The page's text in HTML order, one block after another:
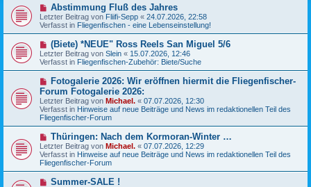
B
e
i
t
a
g
N
e
u
e
B
e
i
t
a
g
Abstimmung Fluß des Jahres
Letzter Beitrag von Fliifi-Sepp « 24.07.2026, 22:58
Verfasst in Fliegenfischen - eine Lebenseinstellung!
N
e
u
e
B
e
i
t
r
a
g
(Biete) *NEUE" Ross Reels San Miguel 5/6
Letzter Beitrag von Slein « 15.07.2026, 12:46
Verfasst in Fliegenfischen-Zubehör: Biete/Suche
N
u
e
r
B
e
t
r
a
g
Fotogalerie 2026: Wir eröffnen hiermit die Fliegenfischer-
Forum Fotogalerie 2026:
Letzter Beitrag von Michael. « 07.07.2026, 12:30
Verfasst in Hinweise auf neue Beiträge und News im redaktionellen Teil des
Fliegenfischer-Forum
N
e
u
e
r
B
e
Thüringen: Nach dem Kormoran-Winter …
Letzter Beitrag von Michael. « 07.07.2026, 12:29
Verfasst in Hinweise auf neue Beiträge und News im redaktionellen Teil des
Fliegenfischer-Forum
NSummer-SALE !